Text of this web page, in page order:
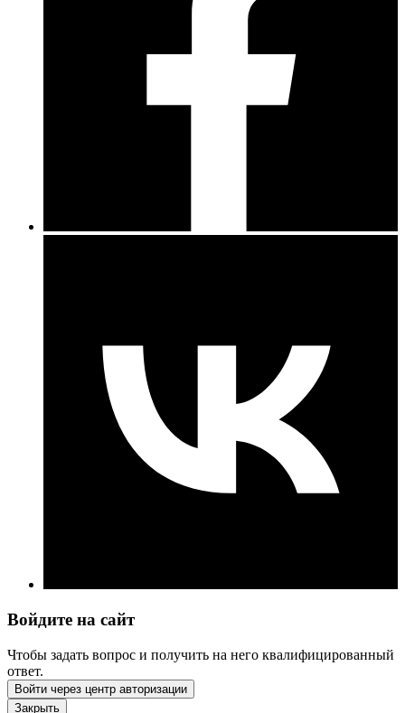
Войдите на сайт
Чтобы задать вопрос и получить на него квалифицированный
ответ.
Войти через центр авторизации
Закрыть